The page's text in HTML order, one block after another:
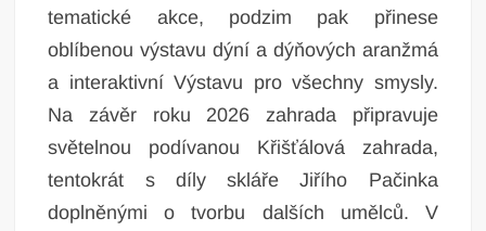
tematické akce, podzim pak přinese
oblíbenou výstavu dýní a dýňových aranžmá
a interaktivní Výstavu pro všechny smysly.
Na závěr roku 2026 zahrada připravuje
světelnou podívanou Křišťálová zahrada,
tentokrát s díly skláře Jiřího Pačinka
doplněnými o tvorbu dalších umělců. V